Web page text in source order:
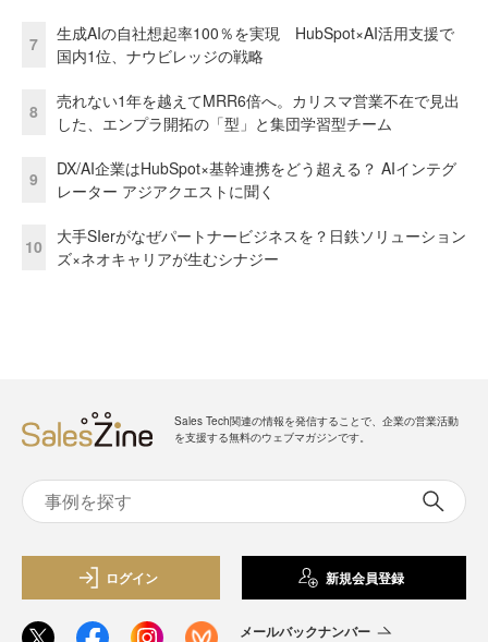
7
生成AIの自社想起率100％を実現 HubSpot×AI活用支援で
国内1位、ナウビレッジの戦略
8
売れない1年を越えてMRR6倍へ。カリスマ営業不在で見出
した、エンプラ開拓の「型」と集団学習型チーム
9
DX/AI企業はHubSpot×基幹連携をどう超える？ AIインテグ
レーター アジアクエストに聞く
10
大手SIerがなぜパートナービジネスを？日鉄ソリューション
ズ×ネオキャリアが生むシナジー
Sales Tech関連の情報を発信することで、企業の営業活動
を支援する無料のウェブマガジンです。
ログイン 新規会員登録
メールバックナンバー